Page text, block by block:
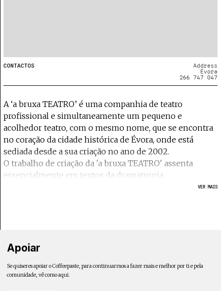
CONTACTOS
Address
Évora
266 747 047
A ‘a bruxa TEATRO’ é uma companhia de teatro
profissional e simultaneamente um pequeno e
acolhedor teatro, com o mesmo nome, que se encontra
no coração da cidade histórica de Évora, onde está
sediada desde a sua criação no ano de 2002.
O trabalho de criação da 'a bruxa TEATRO' assenta
essencialmente em textos da dramaturgia
VER MAIS
Apoiar
Se quiseres apoiar o Coffeepaste, para continuarmos a fazer mais e melhor por ti e pela
comunidade, vê como aqui.